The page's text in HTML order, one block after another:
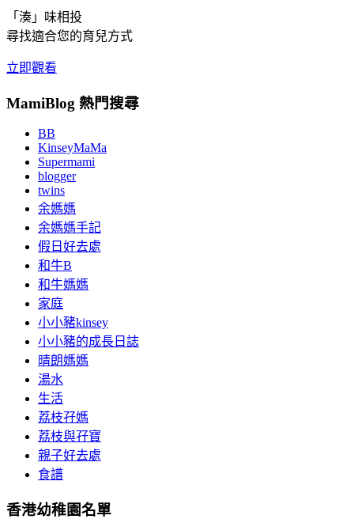
「湊」味相投
尋找適合您的育兒方式
立即觀看
MamiBlog 熱門搜尋
BB
KinseyMaMa
Supermami
blogger
twins
余媽媽
余媽媽手記
假日好去處
和牛B
和牛媽媽
家庭
小小豬kinsey
小小豬的成長日誌
晴朗媽媽
湯水
生活
荔枝孖媽
荔枝與孖寶
親子好去處
食譜
香港幼稚園名單